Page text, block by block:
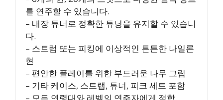
를 연주할 수 있습니다.
– 내장 튜너로 정확한 튜닝을 유지할 수 있습니
다.
– 스트럼 또는 피킹에 이상적인 튼튼한 나일론
현
– 편안한 플레이를 위한 부드러운 나무 그립
– 기타 케이스, 스트랩, 튜너, 피크 세트 포함
– 모든 연령대와 레벨의 연주자에게 적합